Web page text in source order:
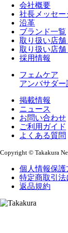
会社概要
社長メッセー
沿革
ブランド一覧
取り扱い店舗
取り扱い店舗
採用情報
フェムケア
アンバサダー
掲載情報
ニュース
お問い合わせ
ご利用ガイド
よくある質問
Copyright © Takakura
個人情報保護
特定商取引
返品規約